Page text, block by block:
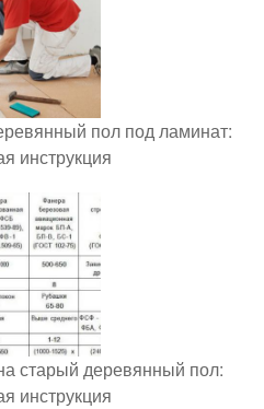
пол под ламинат:
инструкция
старый деревянный пол:
инструкция